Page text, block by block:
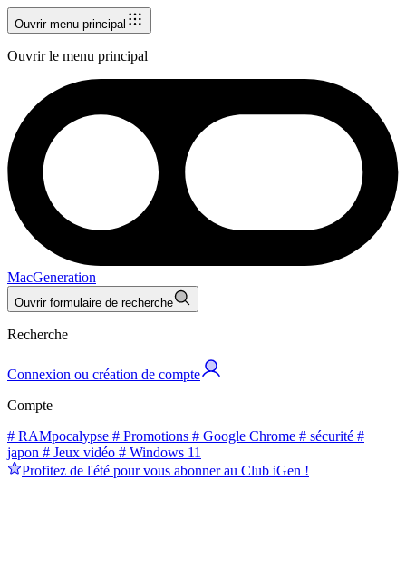
Ouvrir menu principal
Ouvrir le menu principal
MacGeneration
Ouvrir formulaire de recherche
Recherche
Connexion ou création de compte
Compte
# RAMpocalypse # Promotions # Google Chrome # sécurité #
japon # Jeux vidéo # Windows 11
Profitez de l'été pour vous abonner au Club iGen !